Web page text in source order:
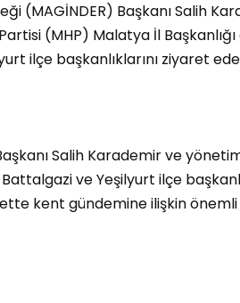
(MAGİNDER) Başkanı Salih
(MHP) Malatya İl
ilçe başkanlıklarını ziyaret
Salih Karademir ve
ve Yeşilyurt ilçe
kent gündemine ilişkin